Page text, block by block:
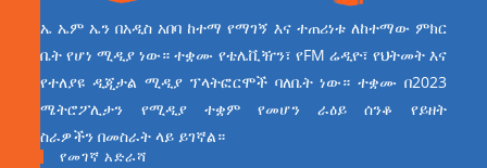
ኤ ኤም ኤን በአዲስ አበባ ከተማ የማገኝ እና ተጠሪነቱ ለከተማው ምክር
ቤት የሆነ ሚዲያ ነው። ተቋሙ የቴሌቪዥን፣ የFM ሬዲዮ፣ የህትመት እና
የተለያዩ ዲጂታል ሚዲያ ፕላትፎርሞች ባለቤት ነው። ተቋሙ በ2023
ሜትሮፖሊታን የሚዲያ ተቋም የመሆን ራዕይ ሰንቆ የይዘት
ስራዎችን በመስራት ላይ ይገኛል።
የመገኛ አድራሻ